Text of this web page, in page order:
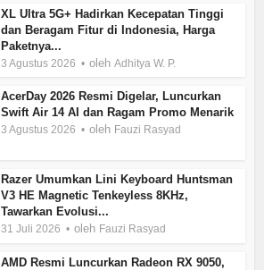
XL Ultra 5G+ Hadirkan Kecepatan Tinggi
dan Beragam Fitur di Indonesia, Harga
Paketnya...
3 Agustus 2026 olehAdhitya W. P.
AcerDay 2026 Resmi Digelar, Luncurkan
Swift Air 14 AI dan Ragam Promo Menarik
3 Agustus 2026 oleh Fauzi Rasyad
Razer Umumkan Lini Keyboard Huntsman
V3 HE Magnetic Tenkeyless 8KHz,
Tawarkan Evolusi...
31 Juli 2026 oleh Fauzi Rasyad
AMD Resmi Luncurkan Radeon RX 9050,